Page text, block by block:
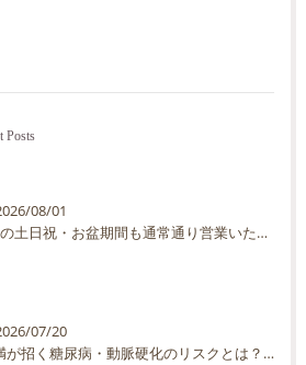
Posts
08/01
8月の土日祝・お盆期間も通常通り営業いたします
07/20
肥満が招く糖尿病・動脈硬化のリスクとは？30代40代男性が今すぐ始めたい予防法を徹底解説